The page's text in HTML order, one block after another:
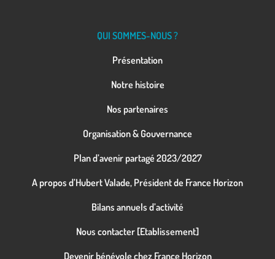
QUI SOMMES-NOUS ?
Présentation
Notre histoire
Nos partenaires
Organisation & Gouvernance
Plan d’avenir partagé 2023/2027
A propos d’Hubert Valade, Président de France Horizon
Bilans annuels d’activité
Nous contacter [Etablissement]
Devenir bénévole chez France Horizon